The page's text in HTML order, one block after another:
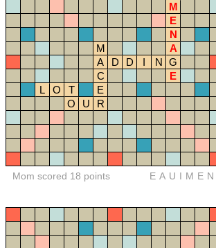
M
E
N
M
A
A
D D I N G
C
E
L
O T
E
O
U R
Mom scored 18 points EAUIMEN